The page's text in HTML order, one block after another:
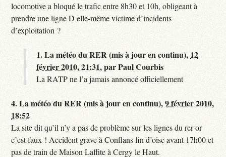
locomotive a bloqué le trafic entre 8h30 et 10h, obligeant à
prendre une ligne D elle-même victime d’incidents
d’exploitation ?
1.La météo du RER (mis à jour en continu), 12
février 2010, 21:31,parPaul Courbis
La RATP ne l’a jamais annoncé officiellement
4.La météo du RER (mis à jour en continu),9 février 2010,
18:52
La site dit qu’il n’y a pas de problème sur les lignes du rer or
c’est faux ! Accident grave à Conflans fin d’oise avant 17h00 et
pas de train de Maison Laffite à Cergy le Haut.